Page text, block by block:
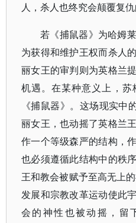
人，杀人也终究会颠覆复
若《捕鼠器》为哈姆
为获得和维护王权而杀人
丽女王的审判则为英格兰
机遇。在某种意义上，
《捕鼠器》。这场现实中
丽女王，也动摇了英格兰
作一个等级森严的结构，
也必须遵循此结构中的秩
王和教会被赋予至高无上
发展和宗教改革运动使此
会的神性也被动摇，留